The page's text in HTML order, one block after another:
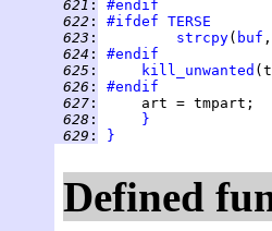
621 :
#endif
622 : #ifdef TERSE
623 : strcpy( buf
624 :
#endif
625 : kill_unwanted
626 :
#endif
627 :
628 :
}
629 : }
Defined